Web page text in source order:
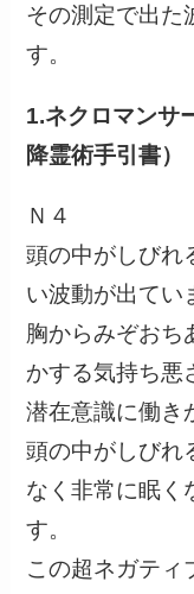
その測定で出た
す。
1.ネクロマンサ
降霊術手引書）
Ｎ４
頭の中がしびれ
い波動が出てい
胸からみぞおち
かする気持ち悪
潜在意識に働き
頭の中がしびれ
なく非常に眠く
す。
この超ネガティ